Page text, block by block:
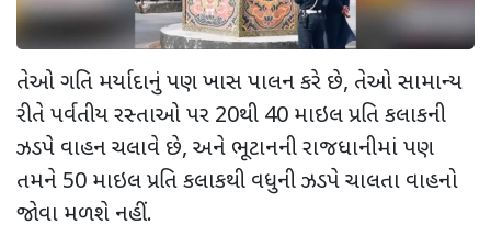
તેઓ ગતિ મર્યાદાનું પણ ખાસ પાલન કરે છે, તેઓ સામાન્ય
રીતે પર્વતીય રસ્તાઓ પર 20થી 40 માઇલ પ્રતિ કલાકની
ઝડપે વાહન ચલાવે છે, અને ભૂટાનની રાજધાનીમાં પણ
તમને 50 માઇલ પ્રતિ કલાકથી વધુની ઝડપે ચાલતા વાહનો
જોવા મળશે નહીં.